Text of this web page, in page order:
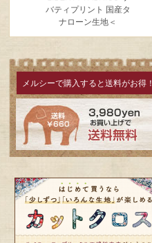
メルシーで購入すると送料がお得！